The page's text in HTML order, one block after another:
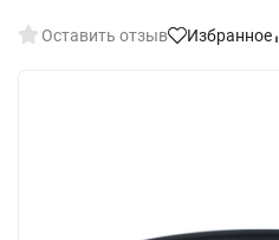
Оставить отзыв Избранное